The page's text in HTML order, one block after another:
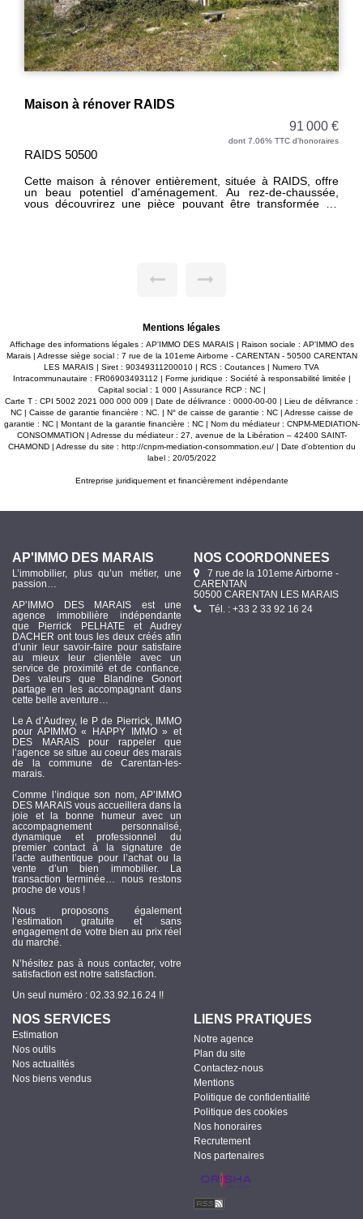
Maison à rénover RAIDS
91 000 €
dont 7.06% TTC d'honoraires
RAIDS 50500
Cette maison à rénover entièrement, située à RAIDS, offre
un beau potentiel d'aménagement. Au rez-de-chaussée,
vous découvrirez une pièce pouvant être transformée en
sur les risques auxquels ce bien est exposé sont disponibles
Mentions légales
Affichage des informations légales : AP'IMMO DES MARAIS | Raison sociale : AP'IMMO des
Marais | Adresse siège social : 7 rue de la 101eme Airborne - CARENTAN - 50500 CARENTAN
LES MARAIS | Siret : 90349311200010 | RCS : Coutances | Numero TVA
Intracommunautaire : FR06903493112 | Forme juridique : Société à responsabilité limitée |
Capital social : 1 000 | Assurance RCP : NC |
Carte T : CPI 5002 2021 000 000 009 | Date de délivrance : 0000-00-00 | Lieu de délivrance :
NC | Caisse de garantie financière : NC. | N° de caisse de garantie : NC | Adresse caisse de
garantie : NC | Montant de la garantie financière : NC | Nom du médiateur : CNPM-MEDIATION-
CONSOMMATION | Adresse du médiateur : 27, avenue de la Libération – 42400 SAINT-
CHAMOND | Adresse du site : http://cnpm-mediation-consommation.eu/| Date d'obtention du
label : 20/05/2022
Entreprise juridiquement et financièrement indépendante
AP'IMMO DES MARAIS
L’immobilier, plus qu’un métier, une
passion…
AP’IMMO DES MARAIS est une
agence immobilière indépendante
que Pierrick PELHATE et Audrey
DACHER ont tous les deux créés afin
d’unir leur savoir-faire pour satisfaire
au mieux leur clientèle avec un
service de proximité et de confiance.
Des valeurs que Blandine Gonort
partage en les accompagnant dans
cette belle aventure…
Le A d’Audrey, le P de Pierrick, IMMO
pour APIMMO « HAPPY IMMO » et
DES MARAIS pour rappeler que
l’agence se situe au coeur des marais
de la commune de Carentan-les-
marais.
Comme l’indique son nom, AP’IMMO
DES MARAIS vous accueillera dans la
joie et la bonne humeur avec un
accompagnement personnalisé,
dynamique et professionnel du
premier contact à la signature de
l’acte authentique pour l’achat ou la
vente d’un bien immobilier. La
transaction terminée… nous restons
proche de vous !
Nous proposons également
l’estimation gratuite et sans
engagement de votre bien au prix réel
du marché.
N’hésitez pas à nous contacter, votre
satisfaction est notre satisfaction.
Un seul numéro : 02.33.92.16.24 !!
NOS COORDONNÉES
7 rue de la 101eme Airborne -
CARENTAN
50500 CARENTAN LES MARAIS
Tél. : +33 2 33 92 16 24
NOS SERVICES
Estimation
Nos outils
Nos actualités
Nos biens vendus
LIENS PRATIQUES
Notre agence
Plan du site
Contactez-nous
Mentions
Politique de confidentialité
Politique des cookies
Nos honoraires
Recrutement
Nos partenaires